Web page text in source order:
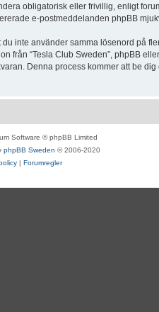
obligatorisk eller frivillig, enligt
e-postmeddelanden phpBB
inte använder samma lösenord på
från “Tesla Club Sweden”, phpBB
Denna process kommer att be
Software © phpBB Limited
phpBB Sweden © 2006-2020
| Forumregler